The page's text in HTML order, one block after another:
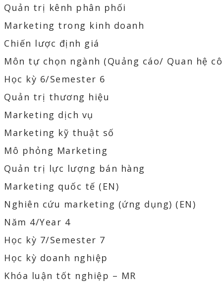
Quản trị kênh phân phối
Marketing trong kinh doanh
Chiến lược định giá
Môn tự chọn ngành (Quảng cáo/ Quan hệ
Học kỳ 6/Semester 6
Quản trị thương hiệu
Marketing dịch vụ
Marketing kỹ thuật số
Mô phỏng Marketing
Quản trị lực lượng bán hàng
Marketing quốc tế (EN)
Nghiên cứu marketing (ứng dụng) (EN)
Năm 4/Year 4
Học kỳ 7/Semester 7
Học kỳ doanh nghiệp
Khóa luận tốt nghiệp – MR